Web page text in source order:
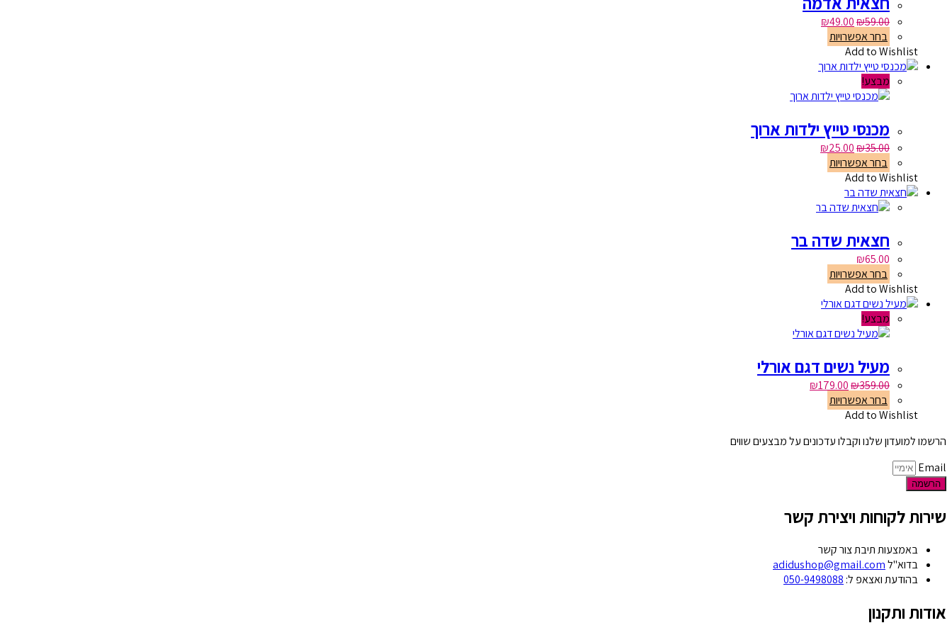
₪59.00
₪49.00
בחר אפשרויות
Add to Wishlist
מבצע!
מכנסי טייץ ילדות ארוך
₪35.00
₪25.00
בחר אפשרויות
Add to Wishlist
חצאית שדה בר
₪65.00
בחר אפשרויות
Add to Wishlist
מבצע!
מעיל נשים דגם אורלי
₪359.00
₪179.00
בחר אפשרויות
Add to Wishlist
הרשמו למועדון שלנו וקבלו עדכונים על מבצעים שווים
Email
הרשמה
שירות לקוחות ויצירת קשר
באמצעות תיבת צור קשר
בדוא"לadidushop@gmail.com
בהודעת ואצאפ ל: 050-9498088
אודות ותקנון